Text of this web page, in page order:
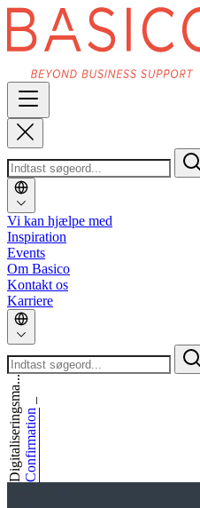
Vi kan hjælpe med
Inspiration
Events
Om Basico
Kontakt os
Karriere
Confirmation
_
Digitaliseringsma...